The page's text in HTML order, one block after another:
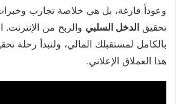
وعوداً فارغة، بل هي خلاصة تجارب
تحقيق الدخل السلبي والربح من الإنترنت.
بالكامل لمستقبلك المالي، ولنبدأ رحلة
هذا العملاق الإعلاني.